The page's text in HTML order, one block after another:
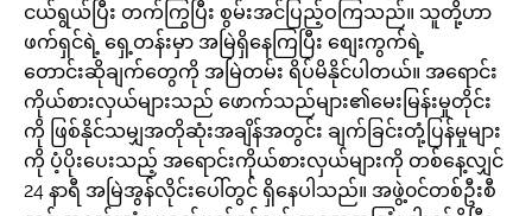
ငယ်ရွယ်ပြီး တက်ကြွပြီး စွမ်းအင်ပြည့်ဝကြသည်။ သူတို့ဟာ
ဖက်ရှင်ရဲ့ ရှေ့တန်းမှာ အမြဲရှိနေကြပြီး စျေးကွက်ရဲ့
တောင်းဆိုချက်တွေကို အမြဲတမ်း ရိပ်မိနိုင်ပါတယ်။ အရောင်း
ကိုယ်စားလှယ်များသည် ဖောက်သည်များ၏မေးမြန်းမှုတိုင်း
ကို ဖြစ်နိုင်သမျှအတိုဆုံးအချိန်အတွင်း ချက်ခြင်းတုံ့ပြန်မှုများ
ကို ပံ့ပိုးပေးသည့် အရောင်းကိုယ်စားလှယ်များကို တစ်နေ့လျှင်
24 နာရီ အမြဲအွန်လိုင်းပေါ်တွင် ရှိနေပါသည်။ အဖွဲ့၀င်တစ်ဦးစီ